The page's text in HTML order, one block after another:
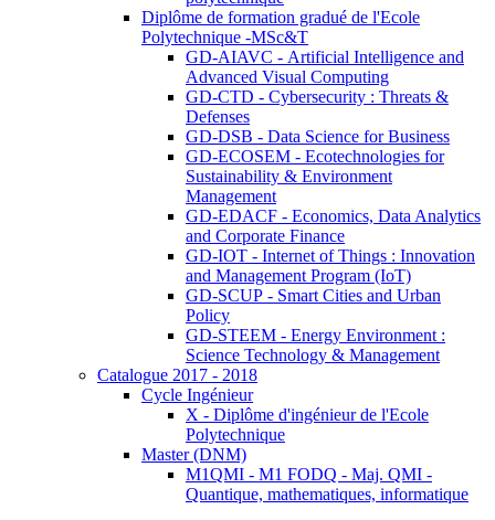
Diplôme de formation gradué de l'Ecole
Polytechnique -MSc&T
GD-AIAVC - Artificial Intelligence and
Advanced Visual Computing
GD-CTD - Cybersecurity : Threats &
Defenses
GD-DSB - Data Science for Business
GD-ECOSEM - Ecotechnologies for
Sustainability & Environment
Management
GD-EDACF - Economics, Data Analytics
and Corporate Finance
GD-IOT - Internet of Things : Innovation
and Management Program (IoT)
GD-SCUP - Smart Cities and Urban
Policy
GD-STEEM - Energy Environment :
Science Technology & Management
Catalogue 2017 - 2018
Cycle Ingénieur
X - Diplôme d'ingénieur de l'Ecole
Polytechnique
Master (DNM)
M1QMI - M1 FODQ - Maj. QMI -
Quantique, mathematiques, informatique